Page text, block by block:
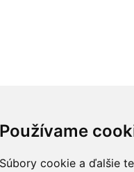
Používame
Súbory cookie a ďalšie